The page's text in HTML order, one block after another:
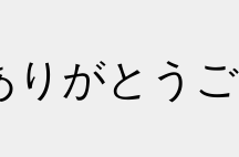
りがとう